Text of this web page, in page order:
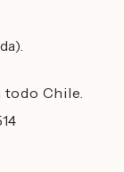
todo Chile.